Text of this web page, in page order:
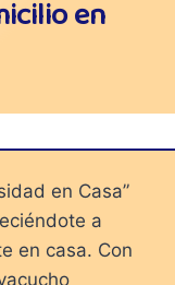
en
en Casa”
a
en casa. Con